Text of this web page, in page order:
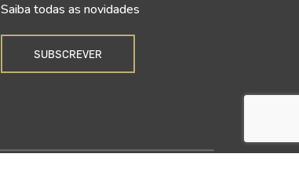
Saiba todas as novidades
SUBSCREVER